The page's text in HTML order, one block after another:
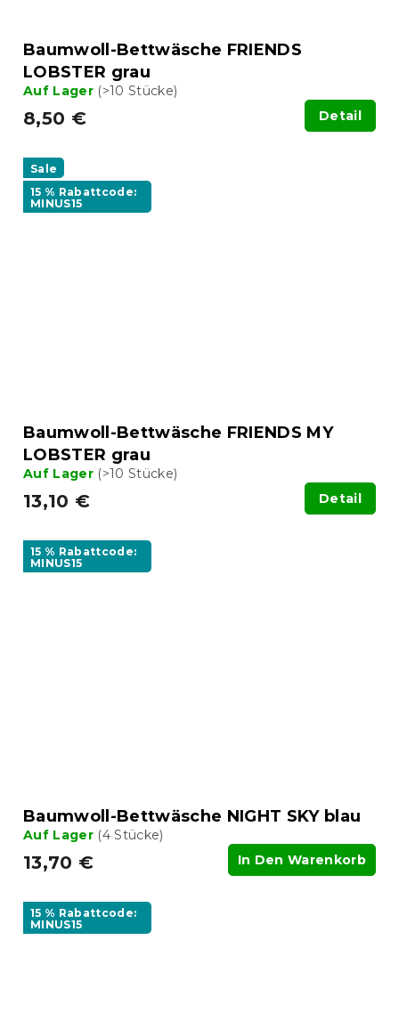
Baumwoll-Bettwäsche FRIENDS
LOBSTER grau
Auf Lager (>10 Stücke)
8,50 € Detail
Sale
15 % Rabattcode:
MINUS15
Baumwoll-Bettwäsche FRIENDS MY
LOBSTER grau
Auf Lager (>10 Stücke)
13,10 € Detail
15 % Rabattcode:
MINUS15
Baumwoll-Bettwäsche NIGHT SKY blau
Auf Lager (4 Stücke)
13,70 € In Den Warenkorb
15 % Rabattcode:
MINUS15